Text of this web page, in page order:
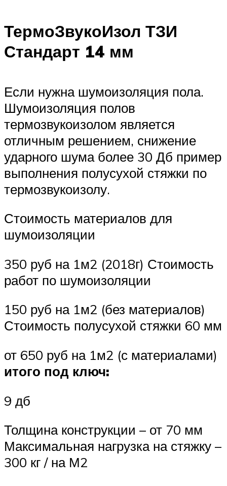
ТермоЗвукоИзол ТЗИ
Стандарт 14 мм
Если нужна шумоизоляция пола.
Шумоизоляция полов
термозвукоизолом является
отличным решением, снижение
ударного шума более 30 Дб пример
выполнения полусухой стяжки по
термозвукоизолу.
Стоимость материалов для
шумоизоляции
350 руб на 1м2 (2018г) Стоимость
работ по шумоизоляции
150 руб на 1м2 (без материалов)
Стоимость полусухой стяжки 60 мм
от 650 руб на 1м2 (с материалами)
итого под ключ:
9 дб
Толщина конструкции – от 70 мм
Максимальная нагрузка на стяжку –
300 кг / на М2